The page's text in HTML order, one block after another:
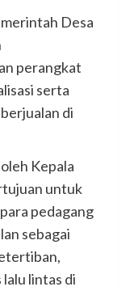
Desa
perangkat
serta
di
Kepala
untuk
pedagang
sebagai
lintas di